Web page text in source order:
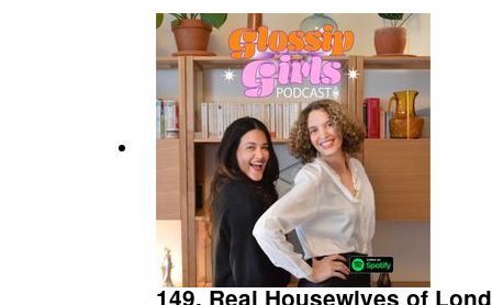
149. Real Housewives of